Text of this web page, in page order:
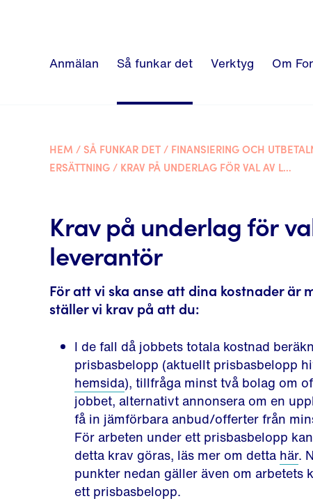
Anmälan Så funkar det Verktyg Om
HEM / SÅ FUNKAR DET / FINANSIERING OCH
ERSÄTTNING / KRAV PÅ UNDERLAG FÖR VAL AV LEVERANTÖR
Krav på underlag för
leverantör
För att vi ska anse att dina kostnader är
ställer vi krav på att du:
I de fall då jobbets totala kostnad
prisbasbelopp (aktuellt prisbasbelopp
hemsida), tillfråga minst två bolag om
jobbet, alternativt annonsera om en
få in jämförbara anbud/offerter från
För arbeten under ett prisbasbelopp
detta krav göras, läs mer om detta här.
punkter nedan gäller även om arbetets
ett prisbasbelopp.